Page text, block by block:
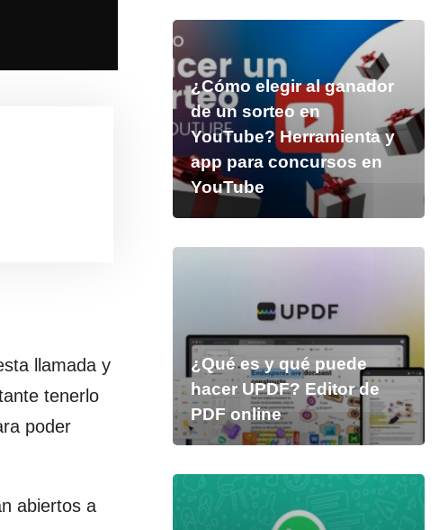
llamada y
tenerlo
poder
abiertos a
¿Cómo elegir al ganador
de un sorteo en
YouTube? Herramienta y
app para concursos en
YouTube
¿Qué es y qué puede
hacer UPDF? Editor de
PDF online